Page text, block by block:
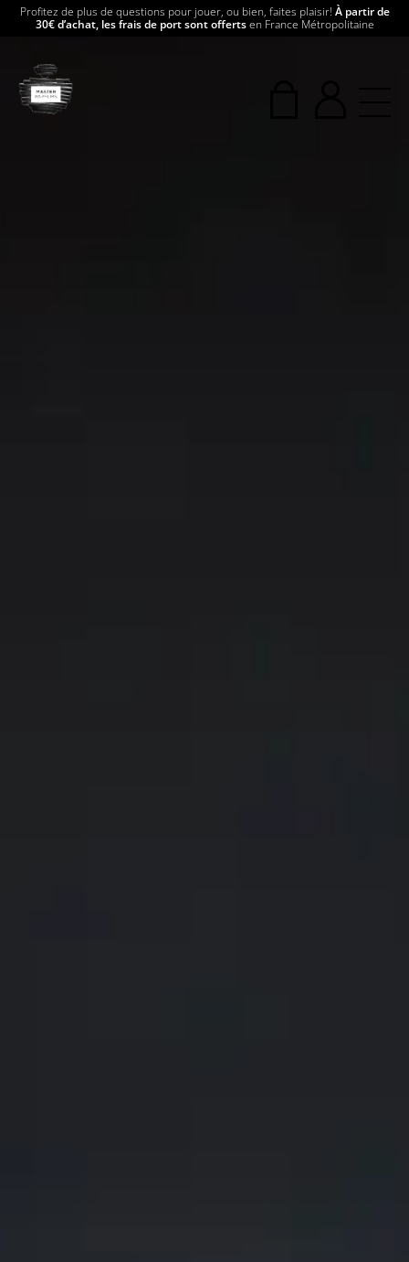
Profitez de plus de questions pour jouer, ou bien, faites plaisir! À partir de
30€ d’achat, les frais de port sont offertsen France Métropolitaine